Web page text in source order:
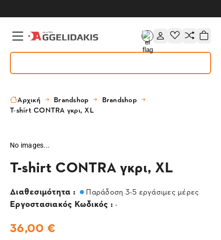
Αρχική Brandshop
Brandshop
T-shirt CONTRA γκρι, XL
No images...
T-shirt CONTRA γκρι, XL
Διαθεσιμότητα : Παράδοση 3-5 εργάσιμες μέρες
Εργοστασιακός Κωδικός : -
36,00 €